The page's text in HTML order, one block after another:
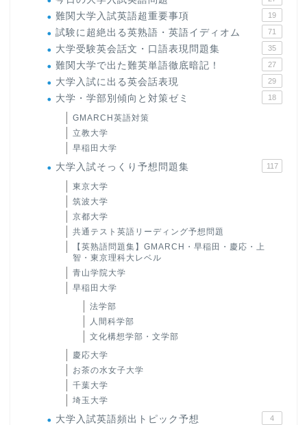
難関大学入試英語超重要事項 19
試験に超絶出る英熟語・英語イディオム 71
大学受験英会話文・口語表現問題集 35
難関大学で出た難英単語徹底暗記！ 27
大学入試に出る英会話表現 29
大学・学部別傾向と対策ゼミ 18
GMARCH英語対策
立教大学
早稲田大学
大学入試そっくり予想問題集 117
東京大学
筑波大学
京都大学
共通テスト英語リーディング予想問題
【英熟語問題集】GMARCH・早稲田・慶応・上
智・東京理科大レベル
青山学院大学
早稲田大学
法学部
人間科学部
文化構想学部・文学部
慶応大学
お茶の水女子大学
千葉大学
埼玉大学
大学入試英語頻出トピック予想 4